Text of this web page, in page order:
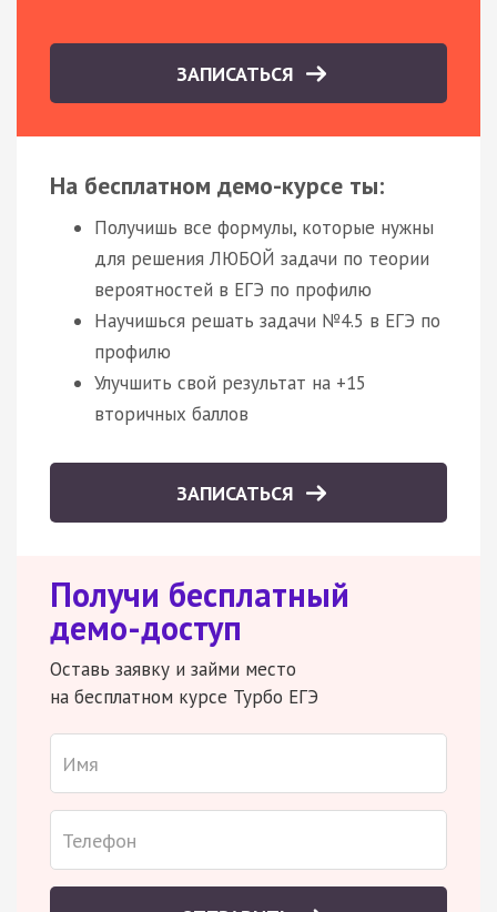
ЗАПИСАТЬСЯ
На бесплатном демо-курсе ты:
Получишь все формулы, которые нужны
для решения ЛЮБОЙ задачи по теории
вероятностей в ЕГЭ по профилю
Научишься решать задачи №4.5 в ЕГЭ по
профилю
Улучшить свой результат на +15
вторичных баллов
ЗАПИСАТЬСЯ
Получи бесплатный
демо-доступ
Оставь заявку и займи место
на бесплатном курсе Турбо ЕГЭ